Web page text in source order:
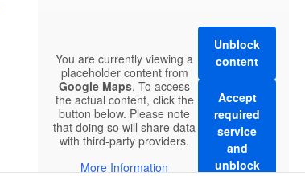
You are currently viewing a
placeholder content from
Google Maps. To access
the actual content, click the
button below. Please note
that doing so will share data
with third-party providers.
More Information
Unblock
content
Accept
required
service
and
unblock